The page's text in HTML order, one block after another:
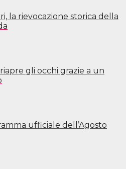
la rievocazione storica della
gli occhi grazie a un
ufficiale dell’Agosto